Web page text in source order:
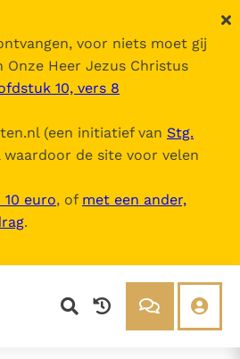
voor niets moet gij
Onze Heer Jezus Christus
10, vers 8
(een initiatief van Stg.
de site voor velen
euro, of met een ander,
.